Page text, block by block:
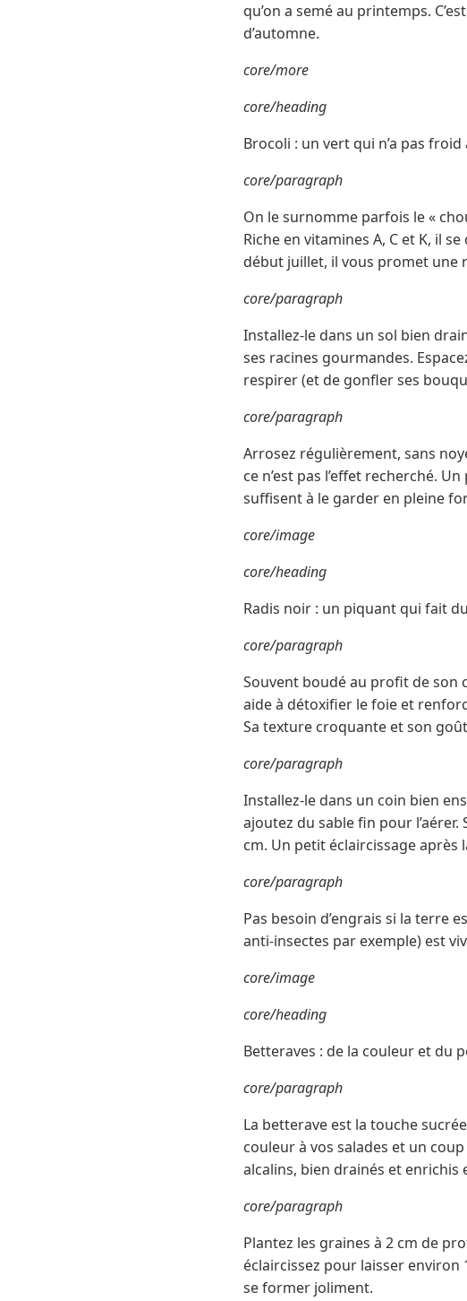
qu’on a semé au printemps.
d’automne.
core/more
core/heading
Brocoli : un vert qui n’a pas froid
core/paragraph
On le surnomme parfois le «
Riche en vitamines A, C et K, il
début juillet, il vous promet une
core/paragraph
Installez-le dans un sol bien
ses racines gourmandes.
respirer (et de gonfler ses
core/paragraph
Arrosez régulièrement, sans
ce n’est pas l’effet recherché.
suffisent à le garder en pleine
core/image
core/heading
Radis noir : un piquant qui fait
core/paragraph
Souvent boudé au profit de
aide à détoxifier le foie et
Sa texture croquante et son
core/paragraph
Installez-le dans un coin bien
ajoutez du sable fin pour l’aérer.
cm. Un petit éclaircissage
core/paragraph
Pas besoin d’engrais si la terre
anti-insectes par exemple) est
core/image
core/heading
Betteraves : de la couleur et du
core/paragraph
La betterave est la touche
couleur à vos salades et un
alcalins, bien drainés et enrichis
core/paragraph
Plantez les graines à 2 cm de
éclaircissez pour laisser environ
se former joliment.